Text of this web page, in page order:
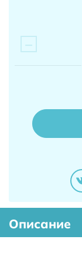
−
Описание